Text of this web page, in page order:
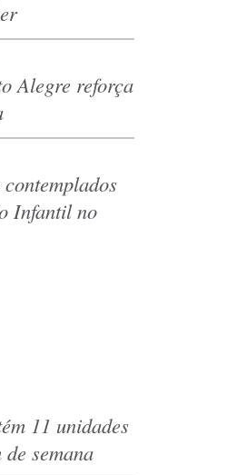
Alegre reforça
Infantil no
11 unidades
semana